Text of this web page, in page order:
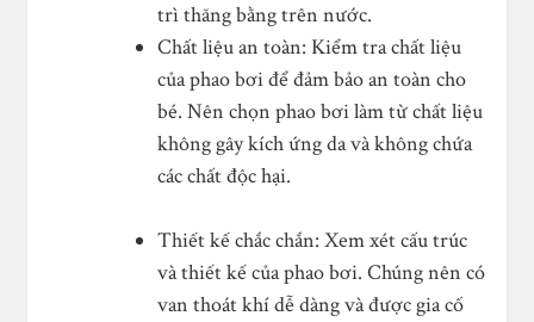
trì thăng bằng trên nước.
Chất liệu an toàn: Kiểm tra chất liệu
của phao bơi để đảm bảo an toàn cho
bé. Nên chọn phao bơi làm từ chất liệu
không gây kích ứng da và không chứa
các chất độc hại.
Thiết kế chắc chắn: Xem xét cấu trúc
và thiết kế của phao bơi. Chúng nên có
van thoát khí dễ dàng và được gia cố